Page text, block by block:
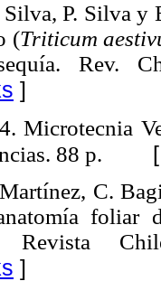
P. Silva y
(Triticum
Rev.
]
Microtecnia
88 p.
C.
foliar
Revista
]